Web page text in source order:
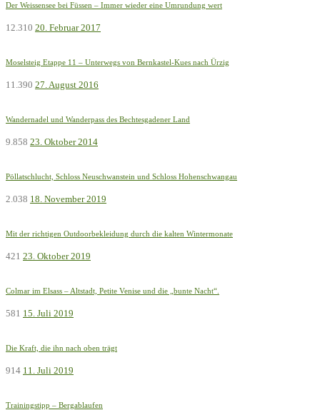
Der Weissensee bei Füssen – Immer wieder eine Umrundung wert
12.310 20. Februar 2017
Moselsteig Etappe 11 – Unterwegs von Bernkastel-Kues nach Ürzig
11.390 27. August 2016
Wandernadel und Wanderpass des Bechtesgadener Land
9.858 23. Oktober 2014
Pöllatschlucht, Schloss Neuschwanstein und Schloss Hohenschwangau
2.038 18. November 2019
Mit der richtigen Outdoorbekleidung durch die kalten Wintermonate
421 23. Oktober 2019
Colmar im Elsass – Altstadt, Petite Venise und die „bunte Nacht“.
581 15. Juli 2019
Die Kraft, die ihn nach oben trägt
914 11. Juli 2019
Trainingstipp – Bergablaufen